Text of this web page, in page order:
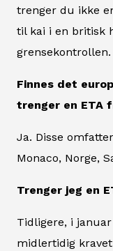
trenger du ikke
til kai i en britisk
grensekontrollen.
Finnes det
trenger en ETA
Ja. Disse
Monaco, Norge,
Trenger jeg en
Tidligere, i januar
midlertidig